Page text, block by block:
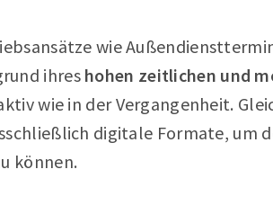
wie
ihres hohen zeitlichen und
wie in der Vergangenheit.
digitale Formate, um
können.